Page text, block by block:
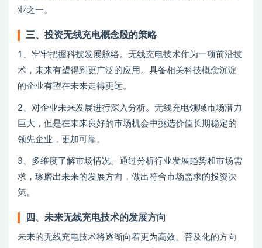
业之一。
三、投资无线充电概念股的策略
1、牢牢把握科技发展脉络。无线充电技术作为一项前沿技
术，未来有望得到更广泛的应用。具备相关科技概念沉淀
的企业有望在未来走得更远。
2、对企业未来发展进行深入分析。无线充电领域市场潜力
巨大，但是在未来良好的市场机会中挑选价值长期稳定的
领先企业，更加可靠。
3、多维度了解市场情况。通过分析行业发展趋势和市场需
求，琢磨出未来的发展方向，做出符合市场需求的投资决
策。
四、未来无线充电技术的发展方向
未来的无线充电技术将逐渐向着更为高效、普及化的方向